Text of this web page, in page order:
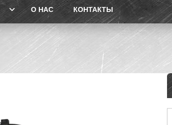
О НАС КОНТАКТЫ